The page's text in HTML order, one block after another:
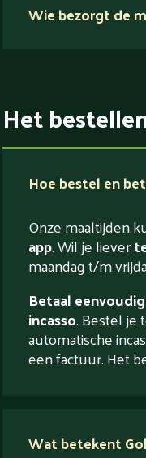
Wie bezorgt de
Het
Hoe bestel en
Onze maaltijden
app. Wil je liever
maandag t/m
Betaal
incasso. Bestel je
automatische
een factuur. Het
Wat betekent